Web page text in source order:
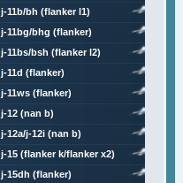
j-11b/bh (flanker l1)
j-11bg/bhg (flanker)
j-11bs/bsh (flanker l2)
j-11d (flanker)
j-11ws (flanker)
j-12 (nan b)
j-12a/j-12i (nan b)
j-15 (flanker k/flanker x2)
j-15dh (flanker)